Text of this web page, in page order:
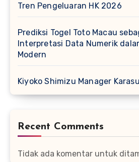
Tren Pengeluaran HK 2026
Prediksi Togel Toto Macau
Interpretasi Data Numerik
Modern
Kiyoko Shimizu Manager
Recent Comments
Tidak ada komentar untuk